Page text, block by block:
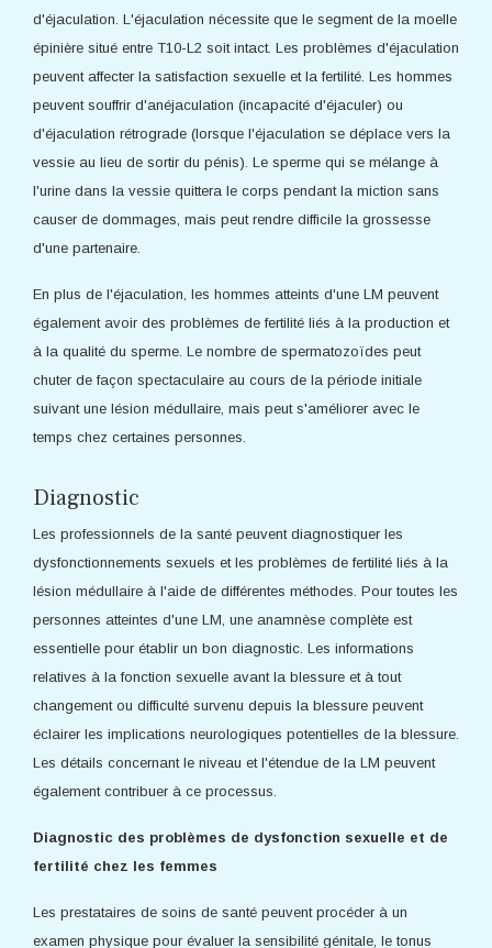
d'éjaculation. L'éjaculation nécessite que le segment de la moelle
épinière situé entre T10-L2 soit intact. Les problèmes d'éjaculation
peuvent affecter la satisfaction sexuelle et la fertilité. Les hommes
peuvent souffrir d'anéjaculation (incapacité d'éjaculer) ou
d'éjaculation rétrograde (lorsque l'éjaculation se déplace vers la
vessie au lieu de sortir du pénis). Le sperme qui se mélange à
l'urine dans la vessie quittera le corps pendant la miction sans
causer de dommages, mais peut rendre difficile la grossesse
d'une partenaire.
En plus de l'éjaculation, les hommes atteints d'une LM peuvent
également avoir des problèmes de fertilité liés à la production et
à la qualité du sperme. Le nombre de spermatozoïdes peut
chuter de façon spectaculaire au cours de la période initiale
suivant une lésion médullaire, mais peut s'améliorer avec le
temps chez certaines personnes.
Diagnostic
Les professionnels de la santé peuvent diagnostiquer les
dysfonctionnements sexuels et les problèmes de fertilité liés à la
lésion médullaire à l'aide de différentes méthodes. Pour toutes les
personnes atteintes d'une LM, une anamnèse complète est
essentielle pour établir un bon diagnostic. Les informations
relatives à la fonction sexuelle avant la blessure et à tout
changement ou difficulté survenu depuis la blessure peuvent
éclairer les implications neurologiques potentielles de la blessure.
Les détails concernant le niveau et l'étendue de la LM peuvent
également contribuer à ce processus.
Diagnostic des problèmes de dysfonction sexuelle et de
fertilité chez les femmes
Les prestataires de soins de santé peuvent procéder à un
examen physique pour évaluer la sensibilité génitale, le tonus